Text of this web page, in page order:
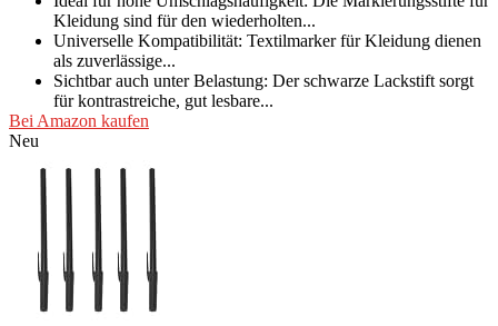
Kleidung sind für den wiederholten...
Universelle Kompatibilität: Textilmarker für Kleidung dienen
als zuverlässige...
Sichtbar auch unter Belastung: Der schwarze Lackstift sorgt
für kontrastreiche, gut lesbare...
Bei Amazon kaufen
Neu